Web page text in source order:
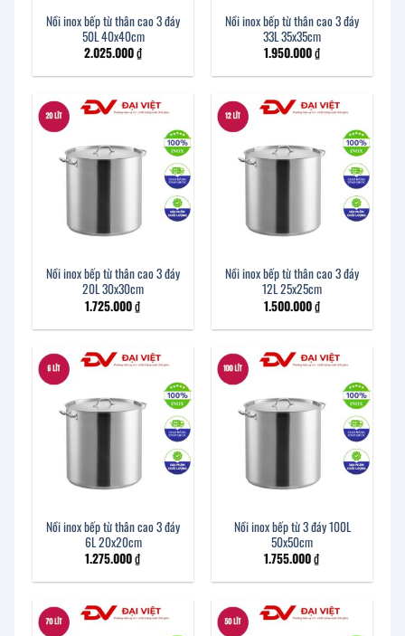
Nồi inox bếp từ thân cao 3 đáy
50L 40x40cm
2.025.000₫
Nồi inox bếp từ thân cao 3 đáy
33L 35x35cm
1.950.000₫
Nồi inox bếp từ thân cao 3 đáy
20L 30x30cm
1.725.000₫
Nồi inox bếp từ thân cao 3 đáy
12L 25x25cm
1.500.000₫
Nồi inox bếp từ thân cao 3 đáy
6L 20x20cm
1.275.000₫
Nồi inox bếp từ 3 đáy 100L
50x50cm
1.755.000₫